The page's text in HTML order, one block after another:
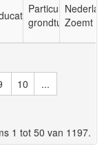
10
...
1 tot 50 van 1197.
Particuliere
grondtuinen
Zoemt